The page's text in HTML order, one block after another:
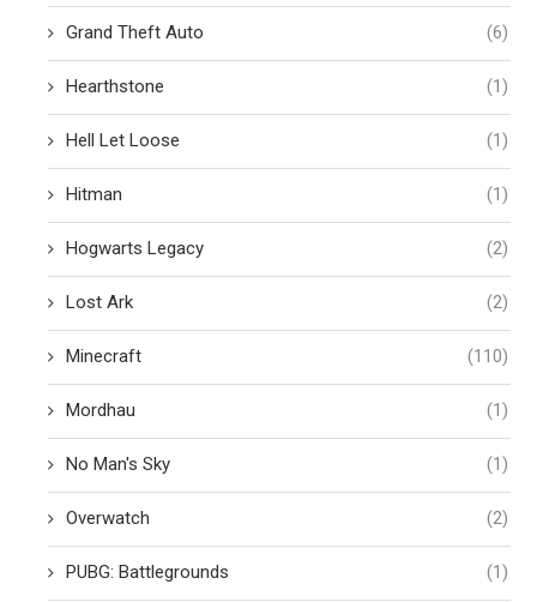
Grand Theft Auto (6)
Hearthstone (1)
Hell Let Loose (1)
Hitman (1)
Hogwarts Legacy (2)
Lost Ark (2)
Minecraft (110)
Mordhau (1)
No Man's Sky (1)
Overwatch (2)
PUBG: Battlegrounds (1)